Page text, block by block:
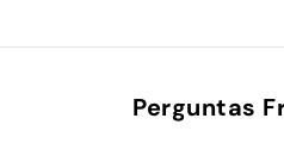
Perguntas